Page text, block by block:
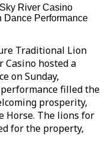
River Casino
Dance Performance
Traditional Lion
Casino hosted a
on Sunday,
filled the
prosperity,
Horse. The lions for
for the property,